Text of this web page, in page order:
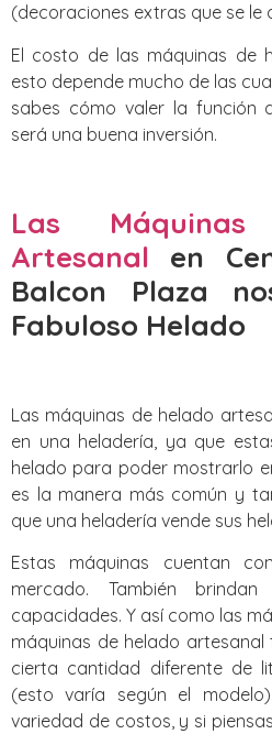
(decoraciones extras que se le
El costo de las máquinas de
esto depende mucho de las
sabes cómo valer la función
será una buena inversión.
Las
Artesanal en
Balcon Plaza
Fabuloso Helado
Las máquinas de helado
en una heladería, ya que
helado para poder mostrarlo
es la manera más común y
que una heladería vende sus
Estas máquinas cuentan
mercado. También
capacidades. Y así como las
máquinas de helado
cierta cantidad diferente de
(esto varía según el
variedad de costos, y si